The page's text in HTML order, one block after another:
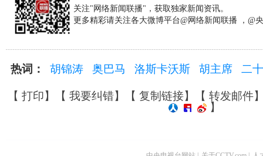
关注"网络新闻联播"，获取独家新闻资讯。
更多精彩请关注各大微博平台@网络新闻联播 ，@
热词： 胡锦涛 奥巴马 洛斯卡沃斯 胡主席 二
【 打印】【 我要纠错】【 复制链接】【 转发邮件
】